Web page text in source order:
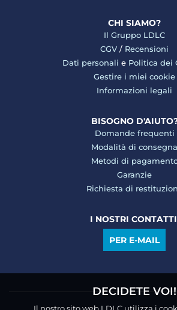
CHI SIAMO?
Il Gruppo LDLC
CGV / Recensioni
Dati personali e Politica dei
Gestire i miei cookie
Informazioni legali
BISOGNO
Domande frequenti
Modalità di consegna
Metodi di
Garanzie
Richiesta di
I NOSTRI
PER E-MAIL
DECIDETE VOI!